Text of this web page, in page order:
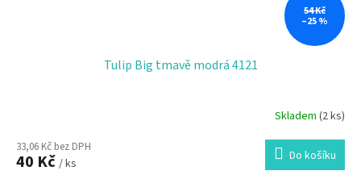
54 Kč
–25 %
Tulip Big tmavě modrá 4121
Skladem (2 ks)
33,06 Kč bez DPH
40 Kč / ks Do košíku